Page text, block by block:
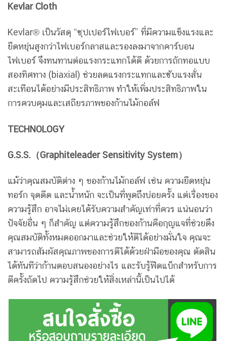
Kevlar Cloth
Kevlar® เป็นวัสดุ “ซุปเปอร์ไฟเบอร์” ที่มีความแข็งแรงและ
ยืดหยุ่นสูงกว่าไฟเบอร์กลาสและรองลงมาจากคาร์บอน
ไฟเบอร์ จึงทนทานต่อแรงกระแทกได้ดี ด้วยการถักทอแบบ
สองทิศทาง (biaxial) ช่วยลดแรงกระแทกและซับแรงสั่น
สะเทือนได้อย่างมีประสิทธิภาพ ทำให้เพิ่มประสิทธิภาพใน
การควบคุมและเสถียรภาพของก้านไม้กอล์ฟ
TECHNOLOGY
G.S.S.（Graphiteleader Sensitivity System）
แม้ว่าคุณสมบัติต่าง ๆ ของก้านไม้กอล์ฟ เช่น ความยืดหยุ่น
ทอร์ก จุดดีด และน้ำหนัก จะเป็นที่พูดถึงบ่อยครั้ง แต่เรื่องของ
ความรู้สึก อาจไม่เคยได้รับความสำคัญเท่าที่ควร แน่นอนว่า
ปัจจัยอื่น ๆ ก็สำคัญ แต่ความรู้สึกของก้านคือกุญแจที่ช่วยดึง
คุณสมบัติทั้งหมดออกมาและช่วยให้ตีได้อย่างมั่นใจ คุณจะ
สามารถสัมผัสคุณภาพของการตีได้ด้วยฝ่ามือของคุณ ตัดสิน
ได้ทันทีว่าก้านตอบสนองอย่างไร และรับรู้ฟีดแบ็กสำหรับการ
ตีครั้งถัดไป ความรู้สึกช่วยให้สิ่งเหล่านี้เป็นไปได้